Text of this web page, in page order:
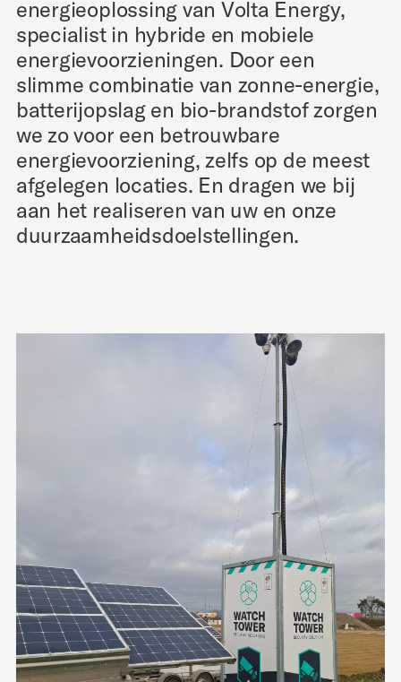
energieoplossing van Volta Energy,
specialist in hybride en mobiele
energievoorzieningen. Door een
slimme combinatie van zonne-energie,
batterijopslag en bio-brandstof zorgen
we zo voor een betrouwbare
energievoorziening, zelfs op de meest
afgelegen locaties. En dragen we bij
aan het realiseren van uw en onze
duurzaamheidsdoelstellingen.